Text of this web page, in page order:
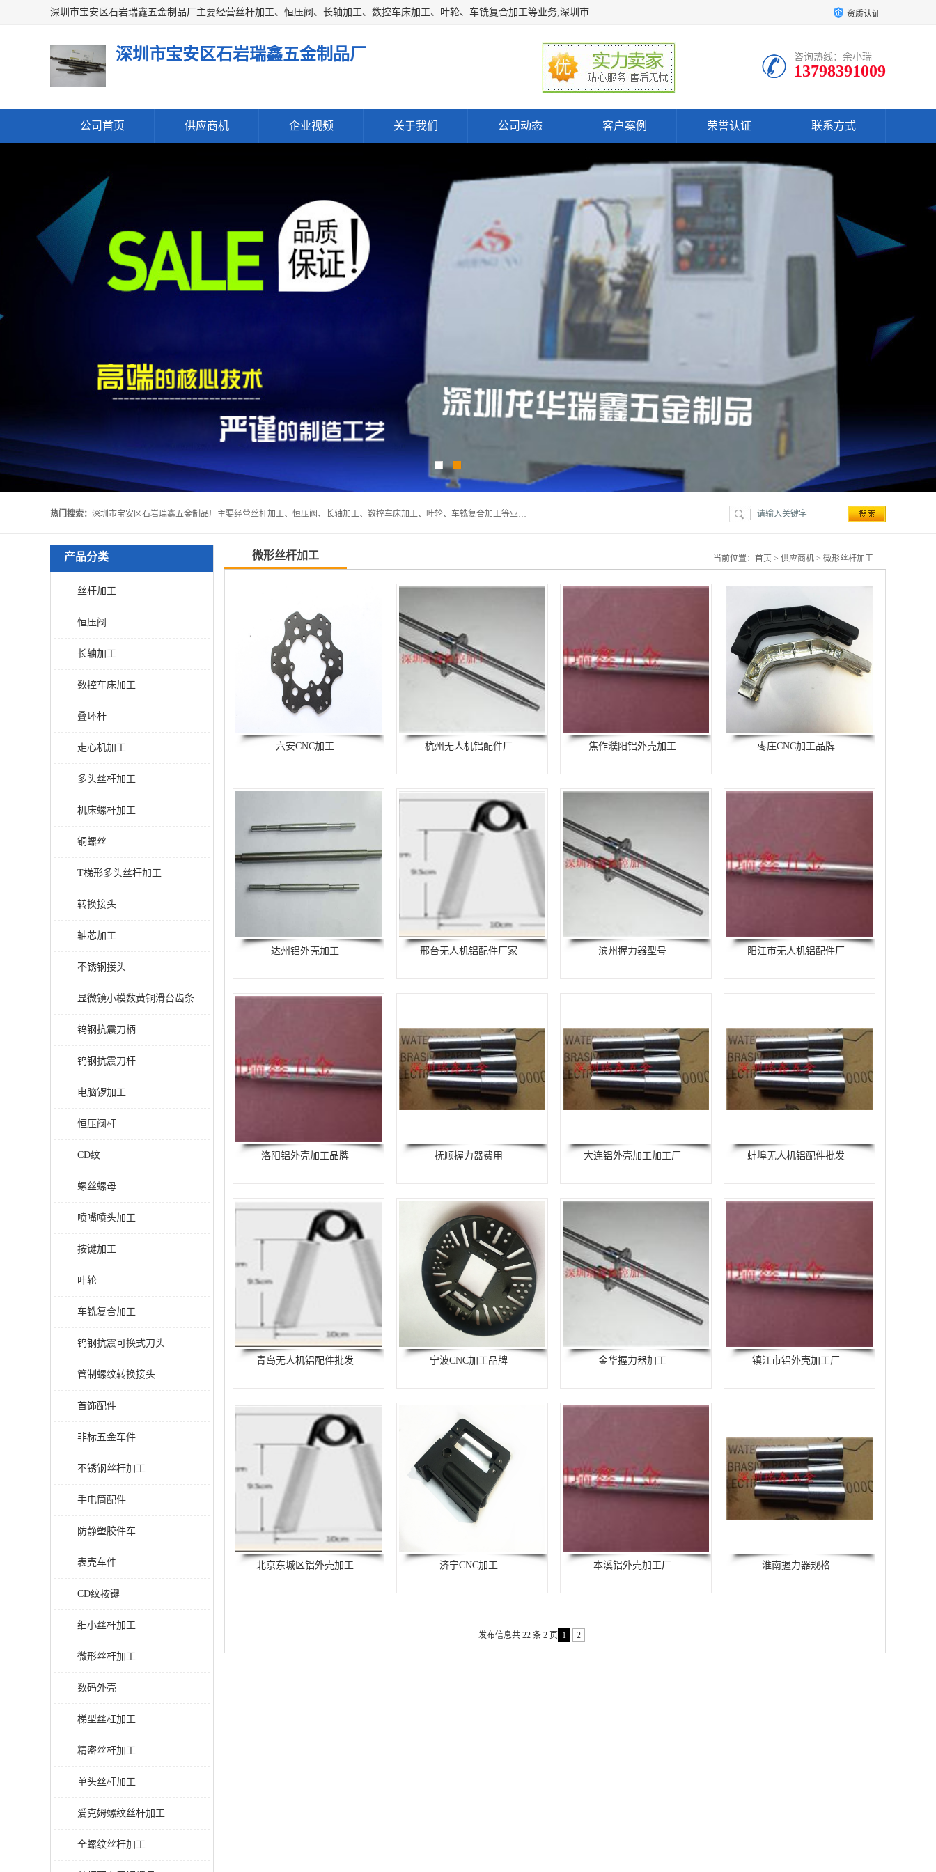
深圳市宝安区石岩瑞鑫五金制品厂主要经营丝杆加工、恒压阀、长轴加工、数控车床加工、叶轮、车铣复合加工等业务,深圳市宝安区石岩瑞鑫五金制品厂产品广泛应用于按摩椅、各类阀门、电机等石化类、机械类产品. 资质认证
深圳市宝安区石岩瑞鑫五金制品厂 咨询热线：余小瑞
13798391009
公司首页 供应商机 企业视频 关于我们 公司动态 客户案例 荣誉认证 联系方式
热门搜索： 深圳市宝安区石岩瑞鑫五金制品厂主要经营丝杆加工、恒压阀、长轴加工、数控车床加工、叶轮、车铣复合加工等业务,深圳市宝安区石岩瑞鑫五金制品厂产品广泛应用于按摩椅、各类阀门、电机等石化类、机械类产品.
产品分类
丝杆加工
恒压阀
长轴加工
数控车床加工
叠环杆
走心机加工
多头丝杆加工
机床螺杆加工
铜螺丝
T梯形多头丝杆加工
转换接头
轴芯加工
不锈钢接头
显微镜小模数黄铜滑台齿条
钨钢抗震刀柄
钨钢抗震刀杆
电脑锣加工
恒压阀杆
CD纹
螺丝螺母
喷嘴喷头加工
按键加工
叶轮
车铣复合加工
钨钢抗震可换式刀头
管制螺纹转换接头
首饰配件
非标五金车件
不锈钢丝杆加工
手电筒配件
防静塑胶件车
表壳车件
CD纹按键
细小丝杆加工
微形丝杆加工
数码外壳
梯型丝杠加工
精密丝杆加工
单头丝杆加工
爱克姆螺纹丝杆加工
全螺纹丝杆加工
微形丝杆加工 当前位置： 首页 > 供应商机 > 微形丝杆加工
六安CNC加工 杭州无人机铝配件厂 焦作濮阳铝外壳加工 枣庄CNC加工品牌
达州铝外壳加工 邢台无人机铝配件厂家 滨州握力器型号 阳江市无人机铝配件厂
洛阳铝外壳加工品牌 抚顺握力器费用 大连铝外壳加工加工厂 蚌埠无人机铝配件批发
青岛无人机铝配件批发 宁波CNC加工品牌 金华握力器加工 镇江市铝外壳加工厂
北京东城区铝外壳加工 济宁CNC加工 本溪铝外壳加工厂 淮南握力器规格
发布信息共 22 条 2 页 1 2